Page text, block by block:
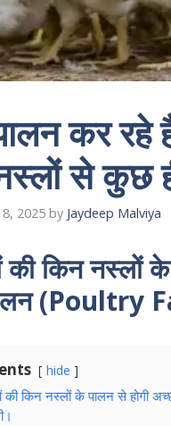
कर रहे
से कुछ
2025 by Jaydeep Malviya
की किन
(Poultry
hide
की किन नस्लों के पालन से होगी